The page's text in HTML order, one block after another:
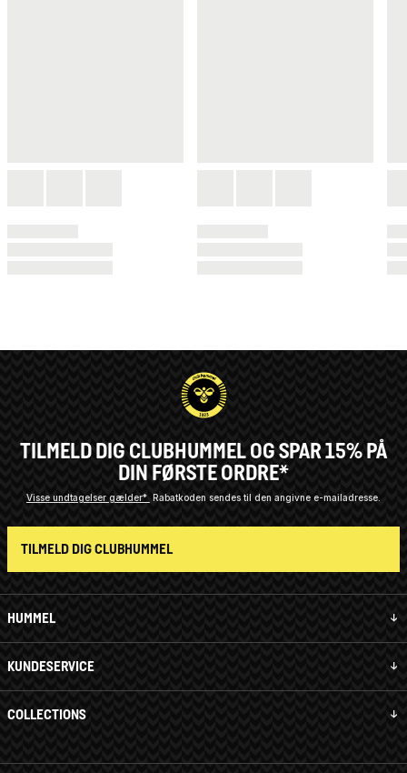
HUMMEL
KUNDESERVICE
COLLECTIONS
TILMELD DIG CLUBHUMMEL OG SPAR 15% PÅ
DIN FØRSTE ORDRE*
Visse undtagelser gælder* Rabatkoden sendes til den angivne e-mailadresse.
TILMELD DIG CLUBHUMMEL